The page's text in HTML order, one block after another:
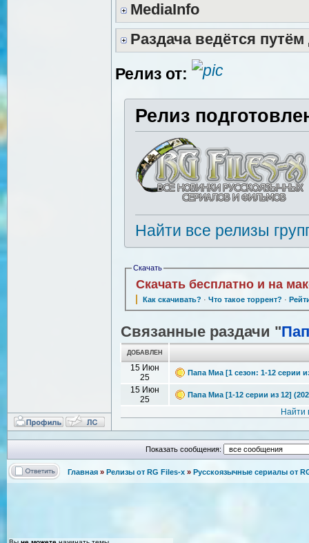
MediaInfo
Раздача ведётся
Релиз от:
Релиз
Найти все релизы
Скачать
Скачать бесплатно и на
Как скачивать? · Что такое торрент? ·
Связанные раздачи "
ДОБАВЛЕН
15 Июн
25
Папа Миа [1 сезон: 1-12 серии
15 Июн
25
Папа Миа [1-12 серии из 12]
Найти
Показать сообщения:
Главная » Релизы от RG Files-x » Русскоязычные сериалы от